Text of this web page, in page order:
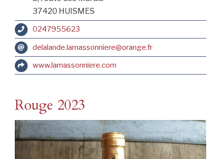
37420 HUISMES
0247955623
delalande.lamassonniere@orange.fr
www.lamassonniere.com
Rouge 2023